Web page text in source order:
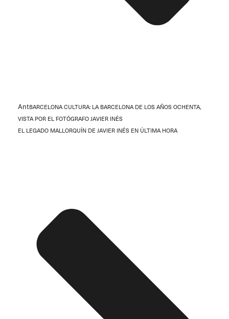
AntBARCELONA CULTURA: LA BARCELONA DE LOS AÑOS OCHENTA,
VISTA POR EL FOTÓGRAFO JAVIER INÉS
EL LEGADO MALLORQUÍN DE JAVIER INÉS EN ÚLTIMA HORA